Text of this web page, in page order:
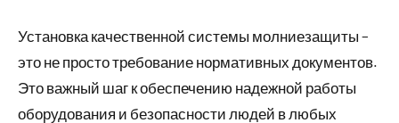
Установка качественной системы молниезащиты –
это не просто требование нормативных документов.
Это важный шаг к обеспечению надежной работы
оборудования и безопасности людей в любых